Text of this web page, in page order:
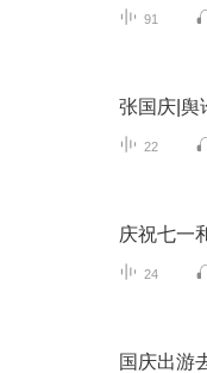
91
张国庆|舆
22
庆祝七一
24
国庆出游